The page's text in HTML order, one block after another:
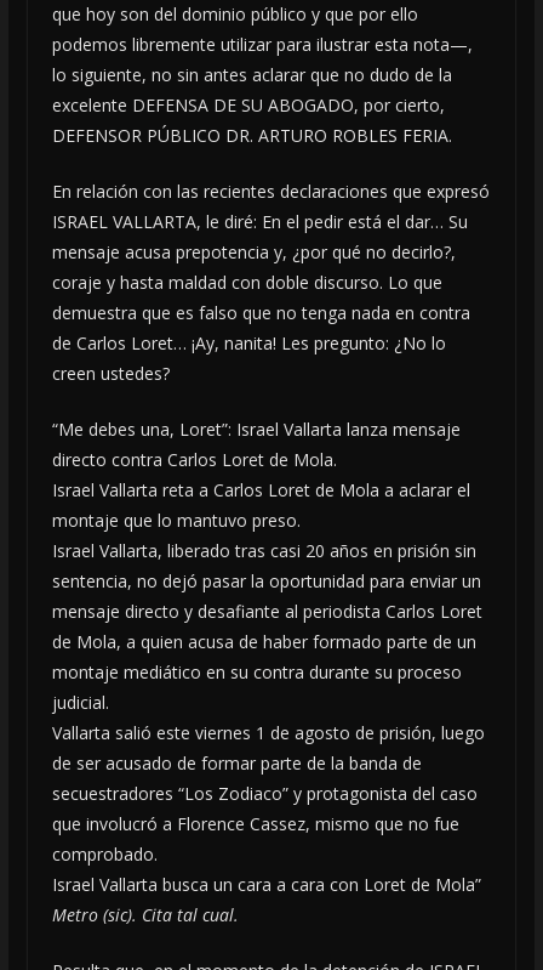
que hoy son del dominio público y que por ello
podemos libremente utilizar para ilustrar esta nota—,
lo siguiente, no sin antes aclarar que no dudo de la
excelente DEFENSA DE SU ABOGADO, por cierto,
DEFENSOR PÚBLICO DR. ARTURO ROBLES FERIA.
En relación con las recientes declaraciones que expresó
ISRAEL VALLARTA, le diré: En el pedir está el dar… Su
mensaje acusa prepotencia y, ¿por qué no decirlo?,
coraje y hasta maldad con doble discurso. Lo que
demuestra que es falso que no tenga nada en contra
de Carlos Loret… ¡Ay, nanita! Les pregunto: ¿No lo
creen ustedes?
“Me debes una, Loret”: Israel Vallarta lanza mensaje
directo contra Carlos Loret de Mola.
Israel Vallarta reta a Carlos Loret de Mola a aclarar el
montaje que lo mantuvo preso.
Israel Vallarta, liberado tras casi 20 años en prisión sin
sentencia, no dejó pasar la oportunidad para enviar un
mensaje directo y desafiante al periodista Carlos Loret
de Mola, a quien acusa de haber formado parte de un
montaje mediático en su contra durante su proceso
judicial.
Vallarta salió este viernes 1 de agosto de prisión, luego
de ser acusado de formar parte de la banda de
secuestradores “Los Zodiaco” y protagonista del caso
que involucró a Florence Cassez, mismo que no fue
comprobado.
Israel Vallarta busca un cara a cara con Loret de Mola”
Metro (sic). Cita tal cual.